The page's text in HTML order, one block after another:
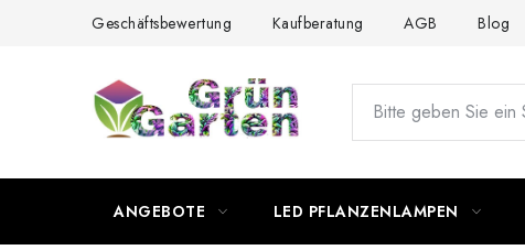
Geschäftsbewertung Kaufberatung AGB Blog
ANGEBOTE LED PFLANZENLAMPEN